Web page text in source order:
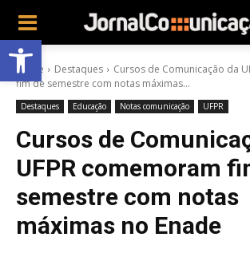
Abrir a barra de ferramentas
Home Destaques
Cursos de Comunicação da
fim de semestre com notas máximas...
Destaques Educação Notas comunicação UFPR
Cursos de
UFPR comemoram
semestre com notas
máximas no Enade